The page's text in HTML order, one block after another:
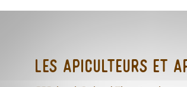
Les Apiculteurs et